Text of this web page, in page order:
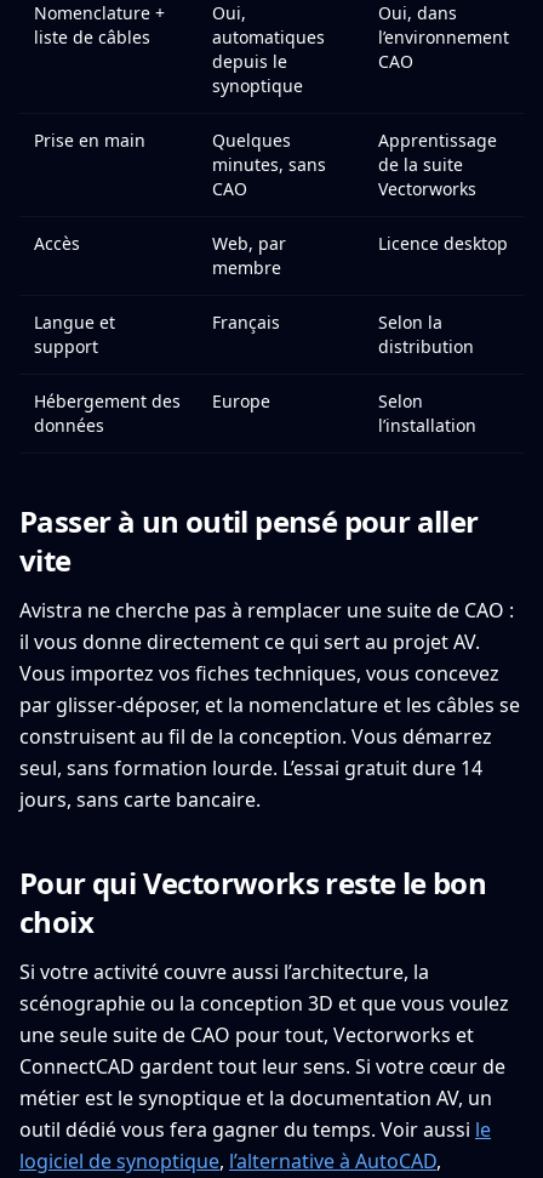
Nomenclature +
liste de câbles
Oui,
automatiques
depuis le
synoptique
Oui, dans
l’environnement
CAO
Prise en main
Quelques
minutes, sans
CAO
Apprentissage
de la suite
Vectorworks
Accès
Web, par
membre
Licence desktop
Langue et
support
Français
Selon la
distribution
Hébergement des
données
Europe
Selon
l’installation
Passer à un outil pensé pour aller
vite
Avistra ne cherche pas à remplacer une suite de CAO :
il vous donne directement ce qui sert au projet AV.
Vous importez vos fiches techniques, vous concevez
par glisser-déposer, et la nomenclature et les câbles se
construisent au fil de la conception. Vous démarrez
seul, sans formation lourde. L’essai gratuit dure 14
jours, sans carte bancaire.
Pour qui Vectorworks reste le bon
choix
Si votre activité couvre aussi l’architecture, la
scénographie ou la conception 3D et que vous voulez
une seule suite de CAO pour tout, Vectorworks et
ConnectCAD gardent tout leur sens. Si votre cœur de
métier est le synoptique et la documentation AV, un
outil dédié vous fera gagner du temps. Voir aussi le
logiciel de synoptique, l’alternative à AutoCAD,